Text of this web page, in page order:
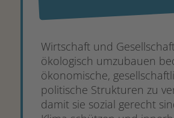
Wirtschaft und
ökologisch umzubauen
ökonomische,
politische Strukturen zu
damit sie sozial gerecht